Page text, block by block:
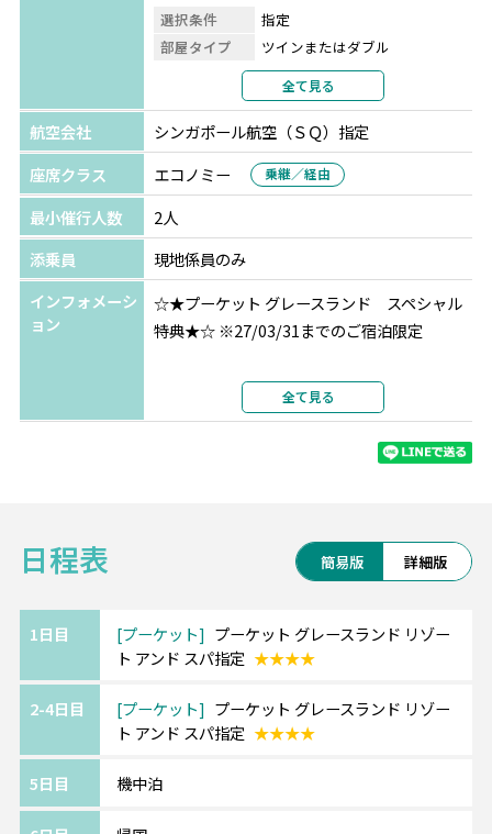
＜早期予約特典＞※A～Eの中からいずれか1つ
◆ご出発90日前までのご予約
Aプラン：ラフローラホテル内のルーフトップバー(ザ・フ
ェース)でのシンハービール小瓶１本 (予約時間17:30-
22:30)
Bプラン：サボイシーフードレストランでのガパオライス
＋シンハービール小瓶１本(予約時間11:00-23:00)
Cプラン：オリエンタラスパでの60分タイ式マッサージ
(予約時間11:00-21:00)
Eプラン：5つ星ホテル「ダイヤモンドクリフ」でのアフタ
選択条件
指定
部屋タイプ
ツインまたはダブル
2名1室利用
部屋カテゴリ
デラックス
全て見る
航空会社
シンガポール航空（ＳＱ）指定
座席クラス
エコノミー 乗継／経由
最小催行人数
2人
添乗員
現地係員のみ
インフォメーシ
ョン
☆★プーケット グレースランド スペシャル
特典★☆ ※27/03/31までのご宿泊限定
◆3連泊以上でディナー1回無料(滞在中1回2名
様まで) ※26/10/31までのご宿泊限定
◆12時からのアーリーチェックイン無料(空室
◆ロビーバーでコーヒーまたは紅茶を1杯無料
ドリンク1杯無料(大人のみ)
◆ホテル内ボーリングセンターでボーリング1
◎プーケット グレースランド ≪パトンビーチ
≫
ートホテル。
全て見る
日程表 簡易版 詳細版
1日目 プーケット
プーケット グレースランド リゾー
ト アンド スパ指定 ★★★★
2-4日目 プーケット
プーケット グレースランド リゾー
ト アンド スパ指定 ★★★★
5日目 機中泊